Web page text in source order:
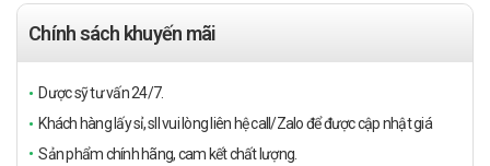
Chính sách khuyến mãi
Dược sỹ tư vấn 24/7.
Khách hàng lấy sỉ, sll vui lòng liên hệ call/Zalo để được cập nhật giá
Sản phẩm chính hãng, cam kết chất lượng.